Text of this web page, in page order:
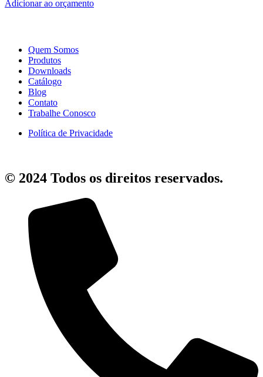
Adicionar ao orçamento
Quem Somos
Produtos
Downloads
Catálogo
Blog
Contato
Trabalhe Conosco
Política de Privacidade
© 2024 Todos os direitos reservados.